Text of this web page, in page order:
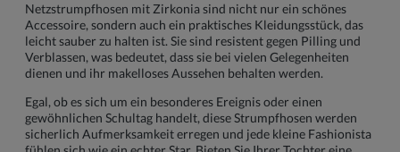
Netzstrumpfhosen mit Zirkonia sind nicht nur ein schönes
Accessoire, sondern auch ein praktisches Kleidungsstück, das
leicht sauber zu halten ist. Sie sind resistent gegen Pilling und
Verblassen, was bedeutet, dass sie bei vielen Gelegenheiten
dienen und ihr makelloses Aussehen behalten werden.
Egal, ob es sich um ein besonderes Ereignis oder einen
gewöhnlichen Schultag handelt, diese Strumpfhosen werden
sicherlich Aufmerksamkeit erregen und jede kleine Fashionista